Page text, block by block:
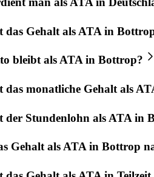
das Gehalt als ATA in
bleibt als ATA in Bottrop?
das monatliche Gehalt als
der Stundenlohn als ATA in
Gehalt als ATA in Bottrop